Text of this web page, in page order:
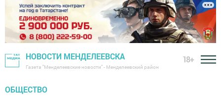
НОВОСТИ МЕНДЕЛЕЕВСКА
Газета "Менделеевские новости" - Менделеевский район
18+
ОБЩЕСТВО